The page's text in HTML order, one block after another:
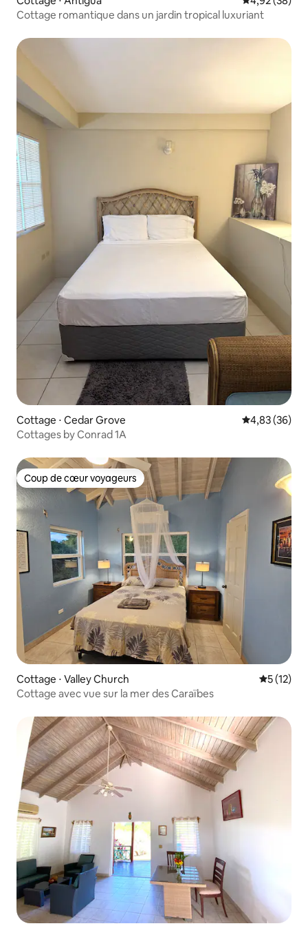
Cottage romantique dans un jardin tropical luxuriant
Cottage ⋅ Cedar Grove Évaluation
4,83 (36)
Cottages by Conrad 1A
Coup de cœur voyageurs
Coup de cœur voyageurs
Cottage ⋅ Valley Church
5 (12)
Cottage avec vue sur la mer des Caraïbes